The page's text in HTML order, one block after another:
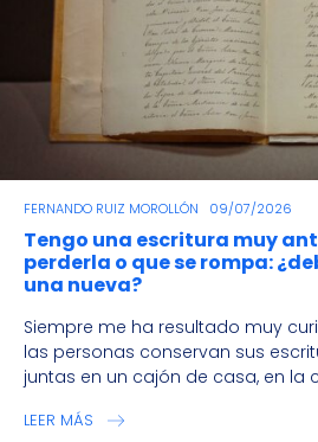
FERNANDO RUIZ MOROLLÓN 09/07/2026
Tengo una escritura muy
perderla o que se rompa:
una nueva?
Siempre me ha resultado muy
las personas conservan sus
juntas en un cajón de casa, en la
LEER MÁS